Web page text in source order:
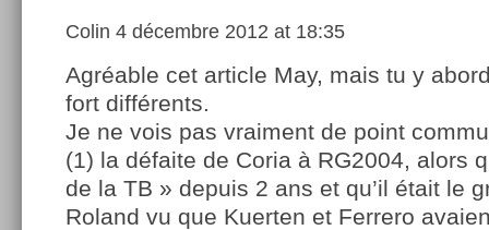
Colin 4 décembre 2012 at 18:35
Agréable cet article May, mais tu y
fort différents.
Je ne vois pas vraiment de point
(1) la défaite de Coria à RG2004, alors
de la TB » depuis 2 ans et qu’il était le
Roland vu que Kuerten et Ferrero